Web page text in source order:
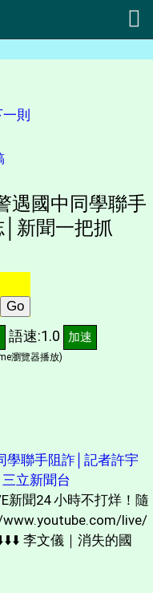
則
遇國中同學聯手
新聞一把抓
語速:1.0 加速
瀏覽器播放)
學聯手阻詐│記者許宇
立新聞台
新聞24 小時不打烊！隨
live/
李文儀｜消失的國